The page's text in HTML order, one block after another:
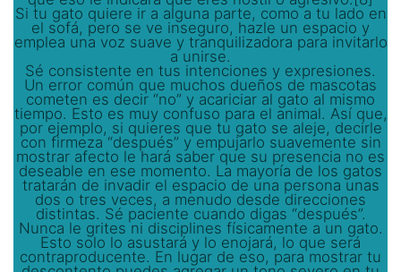
Si tu gato quiere ir a alguna parte, como a tu lado en
el sofá, pero se ve inseguro, hazle un espacio y
emplea una voz suave y tranquilizadora para invitarlo
a unirse.
Sé consistente en tus intenciones y expresiones.
Un error común que muchos dueños de mascotas
cometen es decir “no” y acariciar al gato al mismo
tiempo. Esto es muy confuso para el animal. Así que,
por ejemplo, si quieres que tu gato se aleje, decirle
con firmeza “después” y empujarlo suavemente sin
mostrar afecto le hará saber que su presencia no es
deseable en ese momento. La mayoría de los gatos
tratarán de invadir el espacio de una persona unas
dos o tres veces, a menudo desde direcciones
distintas. Sé paciente cuando digas “después”.
Nunca le grites ni disciplines físicamente a un gato.
Esto solo lo asustará y lo enojará, lo que será
contraproducente. En lugar de eso, para mostrar tu